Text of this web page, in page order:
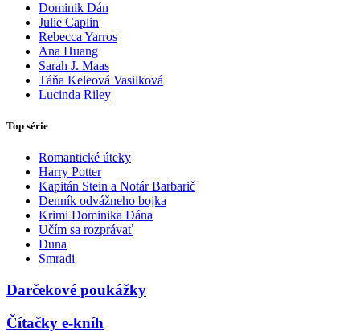
Dominik Dán
Julie Caplin
Rebecca Yarros
Ana Huang
Sarah J. Maas
Táňa Keleová Vasilková
Lucinda Riley
Top série
Romantické úteky
Harry Potter
Kapitán Stein a Notár Barbarič
Denník odvážneho bojka
Krimi Dominika Dána
Učím sa rozprávať
Duna
Smradi
Darčekové poukážky
Čítačky e-kníh